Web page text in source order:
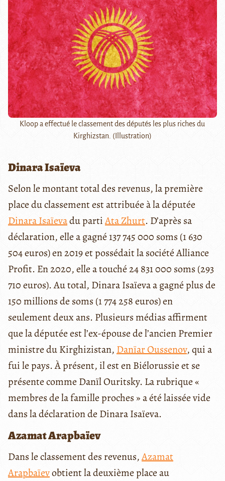
Kloop a effectué le classement des députés les plus riches du
Kirghizstan. (Illustration)
Dinara Isaïeva
Selon le montant total des revenus, la première
place du classement est attribuée à la députée
Dinara Isaïevadu partiAta Zhurt. D’après sa
déclaration, elle a gagné 137 745 000 soms (1 630
504 euros) en 2019 etpossédait la société Alliance
Profit. En 2020, elle a touché 24 831 000 soms (293
710 euros).Au total, Dinara Isaïeva a gagné plus de
150 millions de soms (1 774 258 euros) en
seulement deux ans. Plusieurs médias affirment
que la députée est l’ex-épouse de l’ancien Premier
ministre du Kirghizistan, Danïar Oussenov, qui a
fui le pays. À présent, il est en Biélorussie et se
présente comme Danïl Ouritsky. La rubrique «
membres de la famille proches » a été laissée vide
dans la déclaration de Dinara Isaïeva.
Azamat Arapbaïev
Dans le classement des revenus,Azamat
Arapbaïevobtient la deuxième place au